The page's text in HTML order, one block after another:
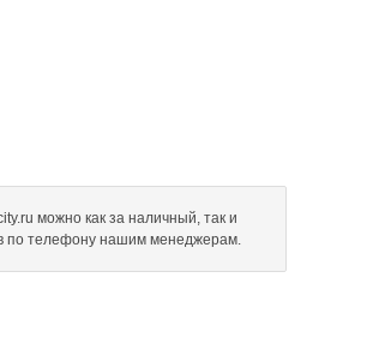
можно как за наличный, так и
по телефону нашим менеджерам.